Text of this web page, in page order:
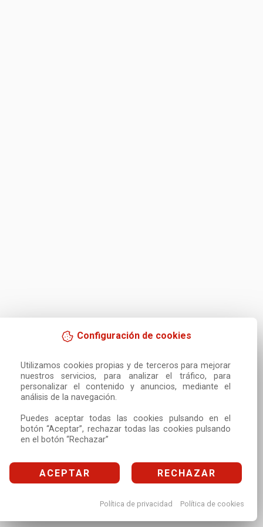
Configuración de cookies
Utilizamos cookies propias y de terceros para mejorar
nuestros servicios, para analizar el tráfico, para
personalizar el contenido y anuncios, mediante el
análisis de la navegación.
Puedes aceptar todas las cookies pulsando en el
botón “Aceptar”, rechazar todas las cookies pulsando
en el botón “Rechazar”
ACEPTAR RECHAZAR
Política de privacidad Política de cookies